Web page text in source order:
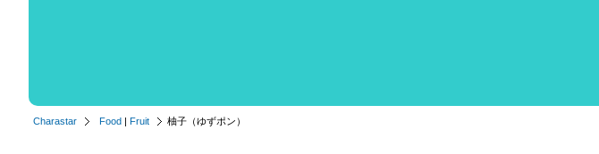
Charastar Food | Fruit 柚子（ゆずポン）